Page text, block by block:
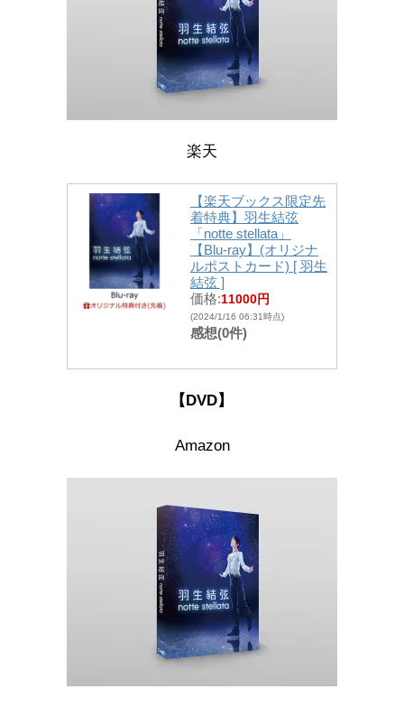
楽天
【楽天ブックス限定先
着特典】羽生結弦
「notte stellata」
【Blu-ray】(オリジナ
ルポストカード) [ 羽生
結弦 ]
価格:11000円
(2024/1/16 06:31時点)
感想(0件)
【DVD】
Amazon